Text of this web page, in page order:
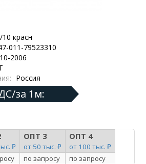
красн
011-79523310
2006
Россия
за 1м:
₽
ОПТ 3
от 50 тыс. ₽
ОПТ 4
от 100 тыс. ₽
по запросу по запросу